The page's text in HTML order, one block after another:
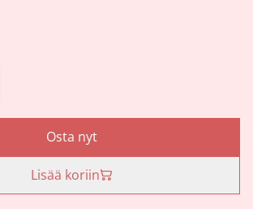
Osta nyt
Lisää koriin